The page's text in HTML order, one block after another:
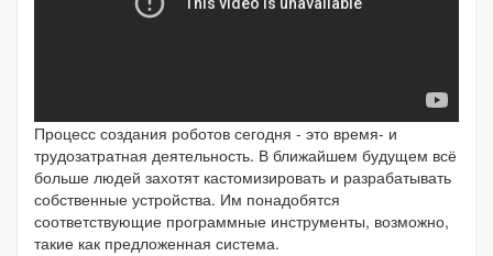
Процесс создания роботов сегодня - это время- и
трудозатратная деятельность. В ближайшем будущем всё
больше людей захотят кастомизировать и разрабатывать
собственные устройства. Им понадобятся
соответствующие программные инструменты, возможно,
такие как предложенная система.